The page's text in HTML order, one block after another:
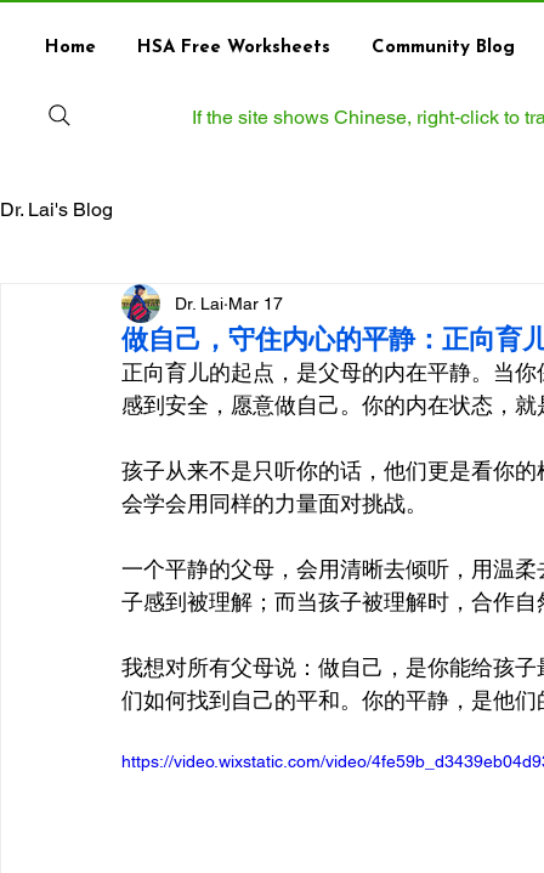
Home HSA Free Worksheets Community Blog
If the site shows Chinese, right‑click to
Dr. Lai's Blog
做自己，守住内心的平静：正向育
Dr. Lai Mar 17
正向育儿的起点，是父母的内在平静。当
感到安全，愿意做自己。你的内在状态，
孩子从来不是只听你的话，他们更是看你
会学会用同样的力量面对挑战。
一个平静的父母，会用清晰去倾听，用温
子感到被理解；而当孩子被理解时，合作自
我想对所有父母说：做自己，是你能给孩
们如何找到自己的平和。你的平静，是他
https://video.wixstatic.com/video/